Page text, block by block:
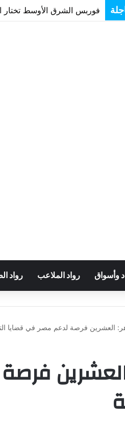
فوربس الشرق الأوسط تختار
وأسواق رواد الملاعب رواد
العشرين فرصة لدعم مصر في قضايا